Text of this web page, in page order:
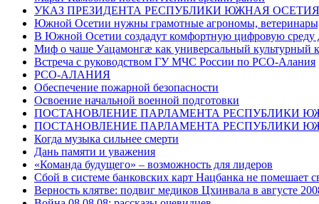
УКАЗ ПРЕЗИДЕНТА РЕСПУБЛИКИ ЮЖНАЯ ОСЕТИЯ
Южной Осетии нужны грамотные агрономы, ветеринары,
В Южной Осетии создадут комфортную цифровую среду
Миф о чаше Уацамонгæ как универсальный культурный
Встреча с руководством ГУ МЧС России по РСО-Алания
РСО-АЛАНИЯ
Обеспечение пожарной безопасности
Освоение начальной военной подготовки
ПОСТАНОВЛЕНИЕ ПАРЛАМЕНТА РЕСПУБЛИКИ
ПОСТАНОВЛЕНИЕ ПАРЛАМЕНТА РЕСПУБЛИКИ
Когда музыка сильнее смерти
Дань памяти и уважения
«Команда будущего» – возможность для лидеров
Сбой в системе банковских карт Нацбанка не помешает
Верность клятве: подвиг медиков Цхинвала в августе